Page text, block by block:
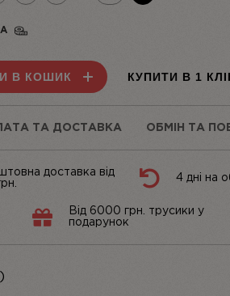
В КОШИК КУПИТИ В 1
ТА ДОСТАВКА ОБМІН ТА
доставка від
4 дні на
Від 6000 грн. трусики у
подарунок